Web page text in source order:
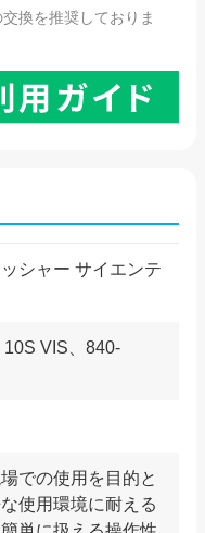
換を推奨しておりま
シャー サイエンテ
VIS、840-
での使用を目的と
使用環境に耐える